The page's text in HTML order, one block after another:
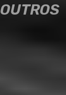
OUTROS
OUTROS